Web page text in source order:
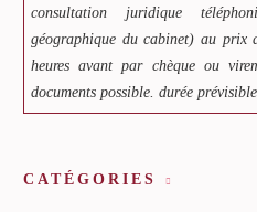
consultation juridique
géographique du cabinet) au prix
heures avant par chèque ou
documents possible. durée
CATÉGORIES